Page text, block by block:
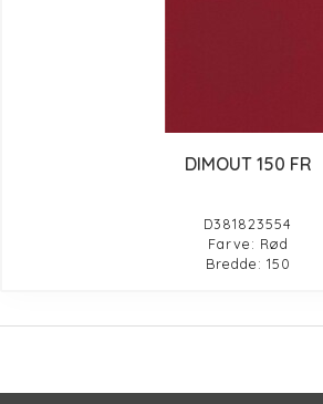
DIMOUT 150 FR
D381823554
Farve: Rød
Bredde: 150